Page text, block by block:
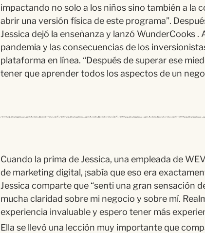
impactando no solo a los niños sino también a la
abrir una versión física de este programa”. Despué
Jessica dejó la enseñanza y lanzó WunderCooks .
pandemia y las consecuencias de los
plataforma en línea. “Después de superar ese
tener que aprender todos los aspectos de un
Cuando la prima de Jessica, una empleada de
de marketing digital, ¡sabía que eso era
Jessica comparte que “senti una gran sensación
mucha claridad sobre mi negocio y sobre mí.
experiencia invaluable y espero tener más
Ella se llevó una lección muy importante que